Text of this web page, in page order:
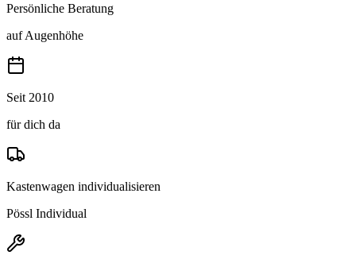
Persönliche Beratung
auf Augenhöhe
Seit 2010
für dich da
Kastenwagen individualisieren
Pössl Individual